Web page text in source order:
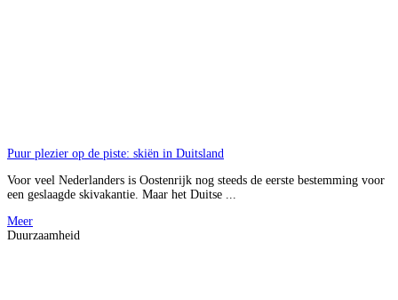
Puur plezier op de piste: skiën in Duitsland
Voor veel Nederlanders is Oostenrijk nog steeds de eerste bestemming voor
een geslaagde skivakantie. Maar het Duitse ...
Meer
Duurzaamheid